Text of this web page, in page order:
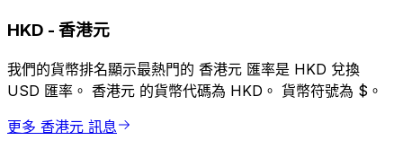
HKD - 香港元
我們的貨幣排名顯示最熱門的 香港元 匯率是 HKD 兌換
USD 匯率。 香港元 的貨幣代碼為 HKD。 貨幣符號為 $。
更多 香港元 訊息